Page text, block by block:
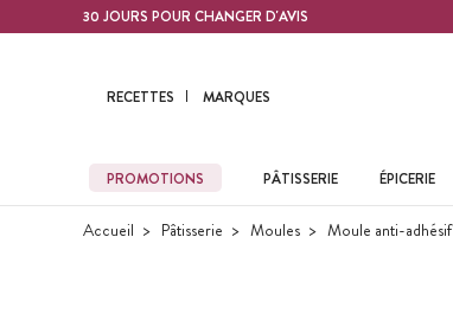
Contenu principal30 JOURS POUR CHANGER D'AVIS
RECETTES MARQUES
PROMOTIONS PÂTISSERIE ÉPICERIE
Accueil Pâtisserie Moules Moule anti-adhésif